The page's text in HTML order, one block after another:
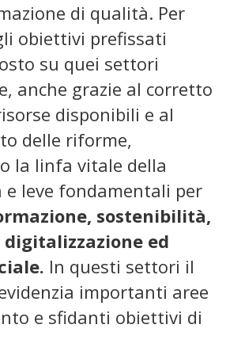
di qualità. Per
obiettivi prefissati
su quei settori
anche grazie al corretto
disponibili e al
delle riforme,
la linfa vitale della
e leve fondamentali per
sostenibilità,
ed
In questi settori il
importanti aree
e sfidanti obiettivi di